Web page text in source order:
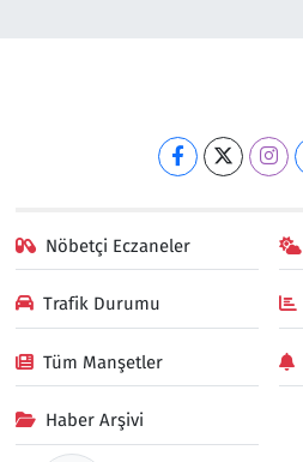
Nöbetçi Eczaneler
Trafik Durumu
Tüm Manşetler
Haber Arşivi